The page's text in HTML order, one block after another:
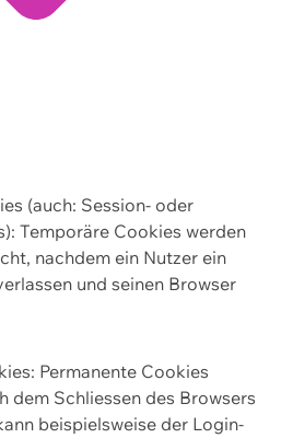
(auch: Session- oder
Temporäre Cookies werden
nachdem ein Nutzer ein
und seinen Browser
Permanente Cookies
dem Schliessen des Browsers
beispielsweise der Login-